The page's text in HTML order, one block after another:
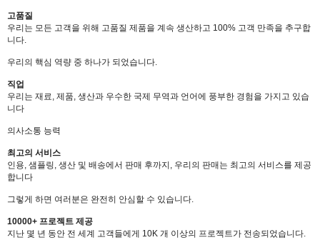
고품질
우리는 모든 고객을 위해 고품질 제품을 계속 생산하고 100% 고객 만족을 추구합
니다.
우리의 핵심 역량 중 하나가 되었습니다.
직업
우리는 재료, 제품, 생산과 우수한 국제 무역과 언어에 풍부한 경험을 가지고 있습
니다
의사소통 능력
최고의 서비스
인용, 샘플링, 생산 및 배송에서 판매 후까지, 우리의 판매는 최고의 서비스를 제공
합니다
그렇게 하면 여러분은 완전히 안심할 수 있습니다.
10000+ 프로젝트 제공
지난 몇 년 동안 전 세계 고객들에게 10K 개 이상의 프로젝트가 전송되었습니다.